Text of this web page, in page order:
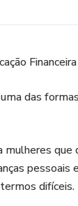
das
que
difíceis.